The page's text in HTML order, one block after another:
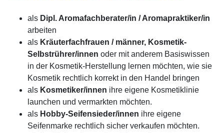
als Dipl. Aromafachberater/in / Aromapraktiker/in
arbeiten
als Kräuterfachfrauen / männer, Kosmetik-
Selbstrührer/innen oder mit anderem Basiswissen
in der Kosmetik-Herstellung lernen möchten, wie sie
Kosmetik rechtlich korrekt in den Handel bringen
als Kosmetiker/innen ihre eigene Kosmetiklinie
launchen und vermarkten möchten.
als Hobby-Seifensieder/innen ihre eigene
Seifenmarke rechtlich sicher verkaufen möchten.